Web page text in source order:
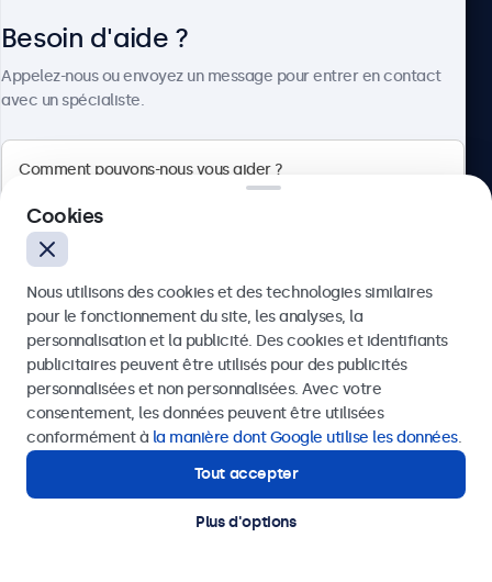
directement à l’un de nos
spécialistes.
Appelez-nous au 03 808 1603
Lun–Ven, 8h30–17h30
Écrivez-nous à info@beetronics.be
Réponse sous 2h les jours ouvrables
Produits
Industries
Applications
Besoin d'aide ?
Appelez-nous ou envoyez un message pour entrer en contact
avec un spécialiste.
Envoyer
Ou appelez-nous au03 808 1603
Contactez nos spécialistes.
Cookies
Nous utilisons des cookies et des technologies similaires
pour le fonctionnement du site, les analyses, la
personnalisation et la publicité. Des cookies et identifiants
publicitaires peuvent être utilisés pour des publicités
personnalisées et non personnalisées. Avec votre
consentement, les données peuvent être utilisées
conformément à la manière dont Google utilise les données.
Tout accepter
Plus d'options